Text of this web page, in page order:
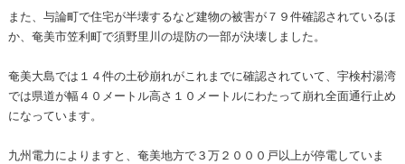
また、与論町で住宅が半壊するなど建物の被害が７９件確認されているほ
か、奄美市笠利町で須野里川の堤防の一部が決壊しました。
奄美大島では１４件の土砂崩れがこれまでに確認されていて、宇検村湯湾
では県道が幅４０メートル高さ１０メートルにわたって崩れ全面通行止め
になっています。
九州電力によりますと、奄美地方で３万２０００戸以上が停電していま